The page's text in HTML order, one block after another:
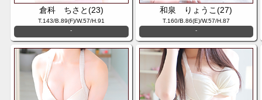
倉科 ちさと(23)
T.143/B.89(F)/W.57/H.91
-
和泉 りょうこ(27)
T.160/B.86(E)/W.57/H.87
-